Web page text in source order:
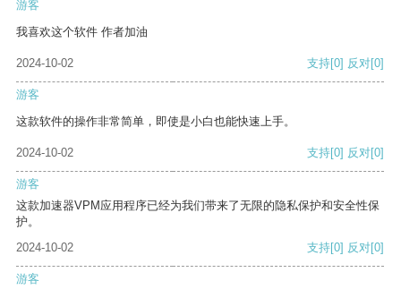
游客
我喜欢这个软件 作者加油
2024-10-02 支持[0] 反对[0]
游客
这款软件的操作非常简单，即使是小白也能快速上手。
2024-10-02 支持[0] 反对[0]
游客
这款加速器VPM应用程序已经为我们带来了无限的隐私保护和安全性保
护。
2024-10-02
支持[0] 反对[0]
游客